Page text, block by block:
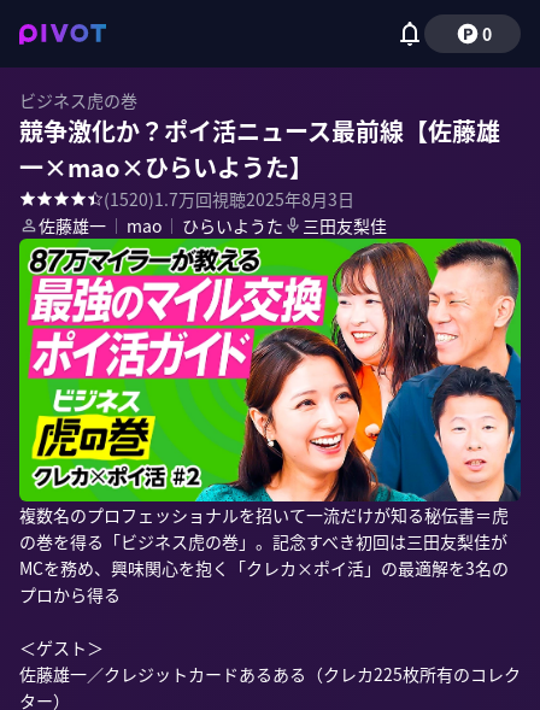
0
ビジネス虎の巻
競争激化か？ポイ活ニュース最前線【佐藤雄
一×mao×ひらいようた】
(1520)1.7万回視聴2025年8月3日
佐藤雄一 ｜ mao ｜ ひらいようた 三田友梨佳
複数名のプロフェッショナルを招いて一流だけが知る秘伝書＝虎
の巻を得る「ビジネス虎の巻」。記念すべき初回は三田友梨佳が
MCを務め、興味関心を抱く「クレカ×ポイ活」の最適解を3名の
プロから得る
＜ゲスト＞
佐藤雄一／クレジットカードあるある（クレカ225枚所有のコレク